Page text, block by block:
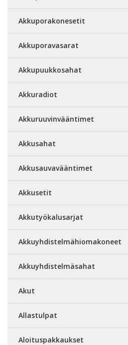
Akkuporakonesetit
Akkuporavasarat
Akkupuukkosahat
Akkuradiot
Akkuruuvinvääntimet
Akkusahat
Akkusauvavääntimet
Akkusetit
Akkutyökalusarjat
Akkuyhdistelmähiomakoneet
Akkuyhdistelmäsahat
Akut
Allastulpat
Aloituspakkaukset